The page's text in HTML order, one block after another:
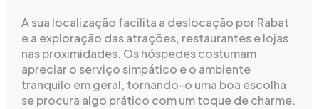
A sua localização facilita a deslocação por Rabat
e a exploração das atrações, restaurantes e lojas
nas proximidades. Os hóspedes costumam
apreciar o serviço simpático e o ambiente
tranquilo em geral, tornando-o uma boa escolha
se procura algo prático com um toque de charme.